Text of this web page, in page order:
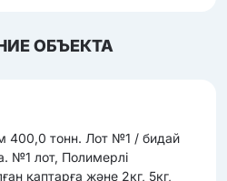
ОБЪЕКТА
400,0 тонн. Лот №1 / бидай
№1 лот, Полимерлі
қаптарға және 2кг, 5кг,